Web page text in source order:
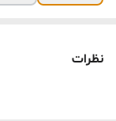
نظرات